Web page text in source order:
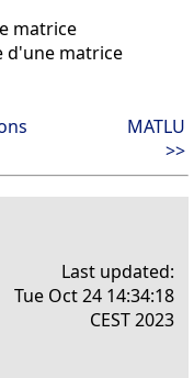
matrice
d'une matrice
MATLU
>>
Last updated:
Tue Oct 24 14:34:18
CEST 2023